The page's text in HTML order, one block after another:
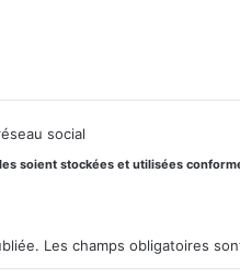
social
soient stockées et utilisées
Les champs obligatoires